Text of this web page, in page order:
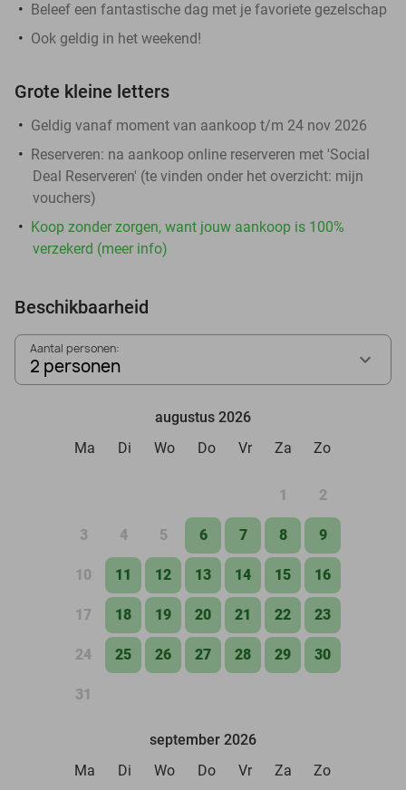
Beleef een fantastische dag met je favoriete gezelschap
Ook geldig in het weekend!
Grote kleine letters
Geldig vanaf moment van aankoop t/m 24 nov 2026
Reserveren: na aankoop online reserveren met 'Social
Deal Reserveren' (te vinden onder het overzicht: mijn
vouchers)
Koop zonder zorgen, want jouw aankoop is 100%
verzekerd (meer info)
Beschikbaarheid
Aantal personen:
2 personen
augustus 2026
Ma
Di Wo Do Vr Za Zo
1 2
3 4 5 6 7 8 9
10 11 12 13 14 15 16
17 18 19 20 21 22 23
24 25 26 27 28 29 30
31
september 2026
Ma
Di Wo Do Vr Za Zo